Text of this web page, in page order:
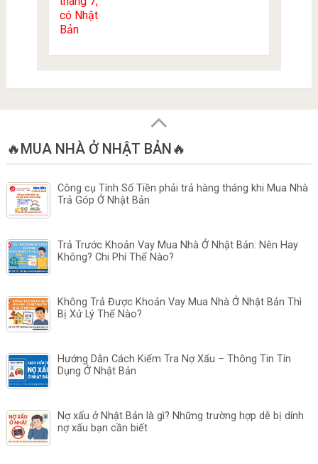
🔥MUA NHÀ Ở NHẬT BẢN🔥
Công cụ Tính Số Tiền phải trả hàng tháng khi Mua Nhà
Trả Góp Ở Nhật Bản
Trả Trước Khoản Vay Mua Nhà Ở Nhật Bản: Nên Hay
Không? Chi Phí Thế Nào?
Không Trả Được Khoản Vay Mua Nhà Ở Nhật Bản Thì
Bị Xử Lý Thế Nào?
Hướng Dẫn Cách Kiểm Tra Nợ Xấu – Thông Tin Tín
Dụng Ở Nhật Bản
Nợ xấu ở Nhật Bản là gì? Những trường hợp dễ bị dính
nợ xấu bạn cần biết